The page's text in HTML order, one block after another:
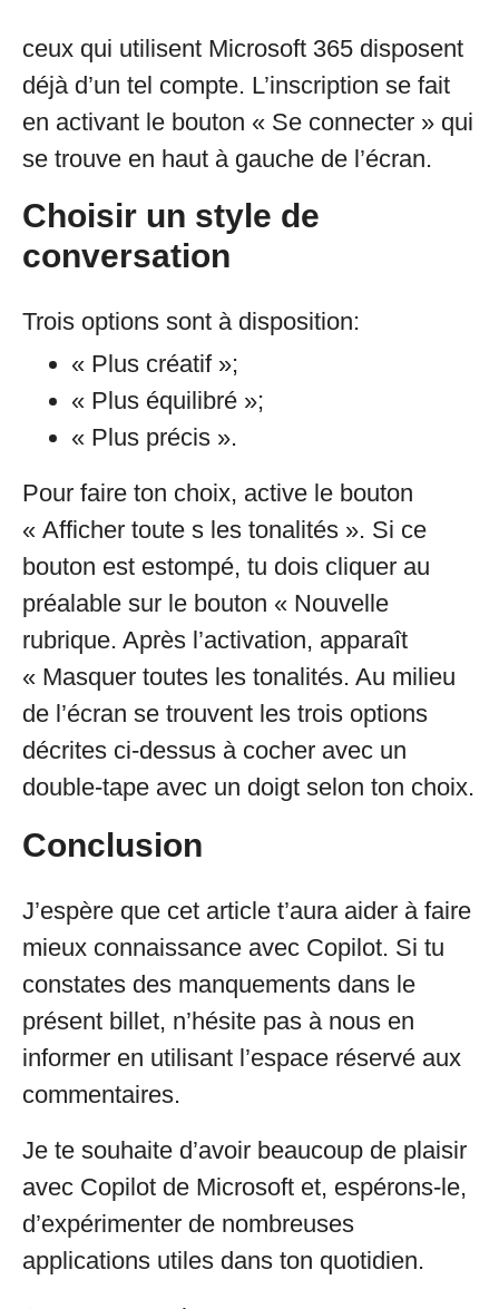
ceux qui utilisent Microsoft 365 disposent
déjà d’un tel compte. L’inscription se fait
en activant le bouton « Se connecter » qui
se trouve en haut à gauche de l’écran.
Choisir un style de
conversation
Trois options sont à disposition:
« Plus créatif »;
« Plus équilibré »;
« Plus précis ».
Pour faire ton choix, active le bouton
« Afficher toute s les tonalités ». Si ce
bouton est estompé, tu dois cliquer au
préalable sur le bouton « Nouvelle
rubrique. Après l’activation, apparaît
« Masquer toutes les tonalités. Au milieu
de l’écran se trouvent les trois options
décrites ci-dessus à cocher avec un
double-tape avec un doigt selon ton choix.
Conclusion
J’espère que cet article t’aura aider à faire
mieux connaissance avec Copilot. Si tu
constates des manquements dans le
présent billet, n’hésite pas à nous en
informer en utilisant l’espace réservé aux
commentaires.
Je te souhaite d’avoir beaucoup de plaisir
avec Copilot de Microsoft et, espérons-le,
d’expérimenter de nombreuses
applications utiles dans ton quotidien.